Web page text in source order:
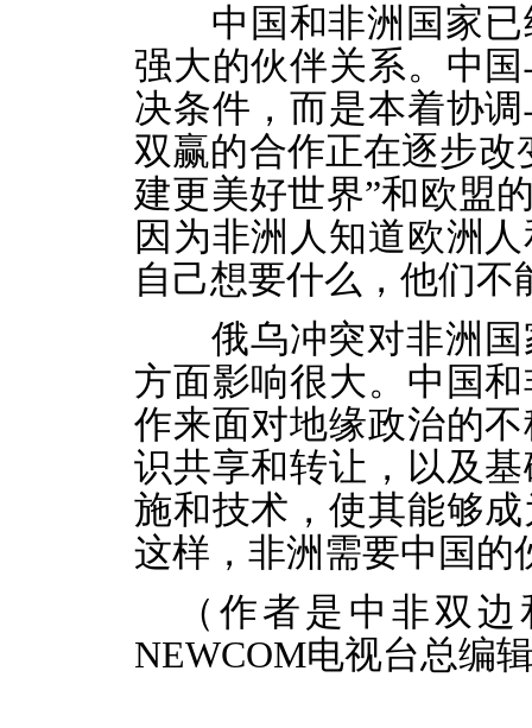
中国和非洲国家
强大的伙伴关系。中
决条件，而是本着协
双赢的合作正在逐步
建更美好世界”和欧盟
因为非洲人知道欧洲
自己想要什么，他们
俄乌冲突对非洲国
方面影响很大。中国
作来面对地缘政治的
识共享和转让，以及
施和技术，使其能够
这样，非洲需要中国的
（作者是中非双
NEWCOM电视台总编